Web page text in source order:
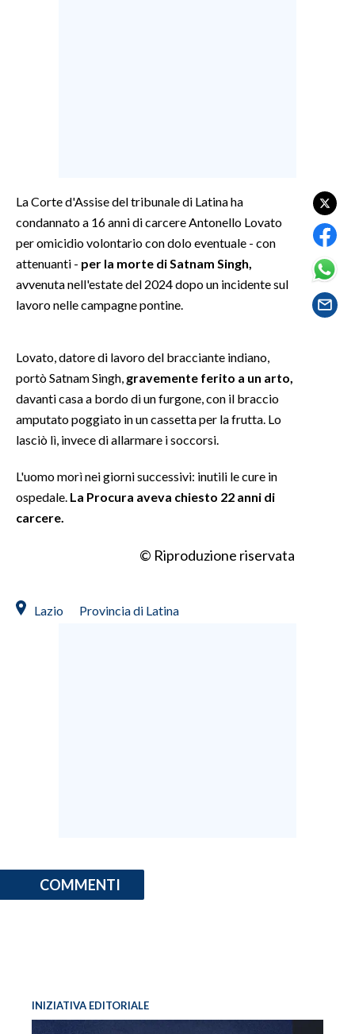
SALUTE
SARDEGNA TURISMO
NOTIZIE
EVENTI
#CARAUNIONE
3 MINUTI CON
ANNUNCI
La Corte d'Assise del tribunale di Latina ha
condannato a 16 anni di carcere Antonello Lovato
per omicidio volontario con dolo eventuale - con
attenuanti - per la morte di Satnam Singh,
avvenuta nell'estate del 2024 dopo un incidente sul
lavoro nelle campagne pontine.
Lovato, datore di lavoro del bracciante indiano,
portò Satnam Singh, gravemente ferito a un arto,
davanti casa a bordo di un furgone, con il braccio
amputato poggiato in un cassetta per la frutta. Lo
lasciò lì, invece di allarmare i soccorsi.
L'uomo morì nei giorni successivi: inutili le cure in
ospedale. La Procura aveva chiesto 22 anni di
carcere.
© Riproduzione riservata
Lazio Provincia di Latina
COMMENTI
INIZIATIVA EDITORIALE